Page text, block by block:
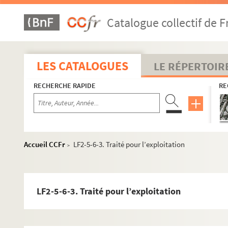
Catalogue collectif de
LES CATALOGUES LE
RECHERCHE RAPIDE
Accueil CCFr >
LF2-5-6-3. Traité pour l’exploitation
LF2-5-6-3. Traité pour l’exploitation
LF1. Histoire du Nord de Lille
LF2. Le théâtre de Lille